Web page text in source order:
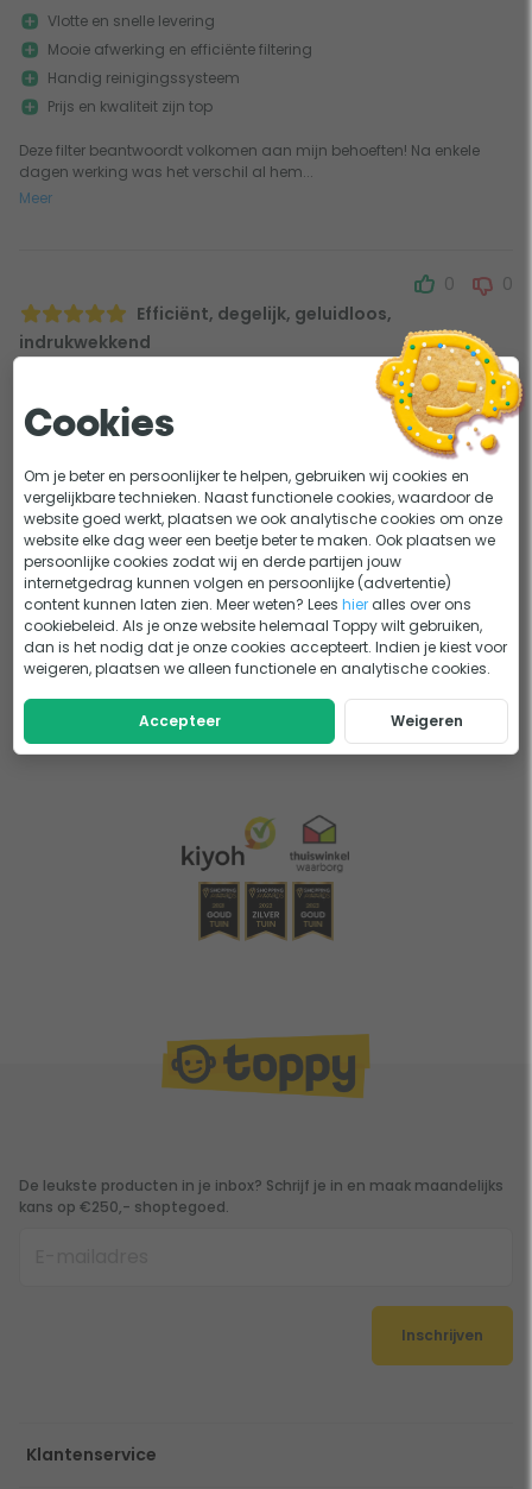
Deze filter beantwoordt volkomen aan mijn behoeften! Na enkele
dagen werking was het verschil al hem...
Meer
Vlotte en snelle levering
Mooie afwerking en efficiënte filtering
Handig reinigingssysteem
Prijs en kwaliteit zijn top
Efficiënt, degelijk, geluidloos,
indrukwekkend
0 0
Deze set doet wat wordt beloofd en werd binnen de vooropgestelde
tijd geleverd in een degelijke verp...
Meer
Vlug waterresultaat
Krachtige bijhorende pomp
Vlotte levering
Niet zo'n uitgebreide gebruiksaanwijzing
De leukste producten in je inbox? Schrijf je in en maak maandelijks
kans op €250,- shoptegoed.
Inschrijven
Klantenservice
Cookies
Om je beter en persoonlijker te helpen, gebruiken wij cookies en
vergelijkbare technieken. Naast functionele cookies, waardoor de
website goed werkt, plaatsen we ook analytische cookies om onze
website elke dag weer een beetje beter te maken. Ook plaatsen we
persoonlijke cookies zodat wij en derde partijen jouw
internetgedrag kunnen volgen en persoonlijke (advertentie)
content kunnen laten zien. Meer weten? Leeshier alles over ons
cookiebeleid. Als je onze website helemaal Toppy wilt gebruiken,
dan is het nodig dat je onze cookies accepteert. Indien je kiest voor
weigeren, plaatsen we alleen functionele en analytische cookies.
Accepteer Weigeren